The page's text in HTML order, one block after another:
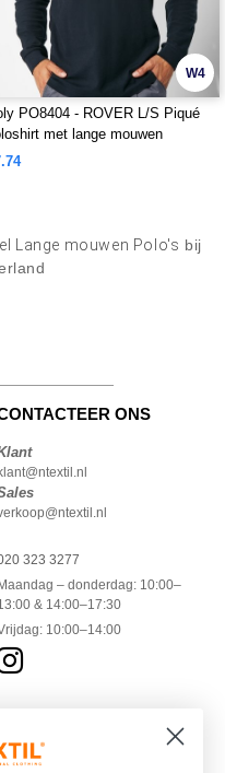
W4
PO8404 - ROVER L/S Piqué
met lange mouwen
Lange mouwen Polo's bij
ONS
klant@ntextil.nl
323 3277
Maandag – donderdag: 10:00–
& 14:00–17:30
10:00–14:00